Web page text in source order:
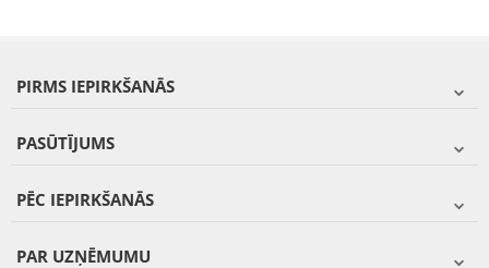
PIRMS IEPIRKŠANĀS
PASŪTĪJUMS
PĒC IEPIRKŠANĀS
PAR UZŅĒMUMU